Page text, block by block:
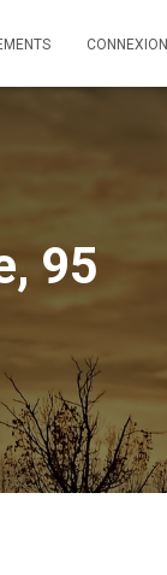
CONNEXION
95